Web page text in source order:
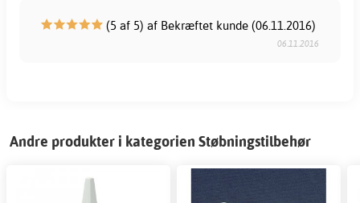
(5 af 5) af Bekræftet kunde (06.11.2016)
06.11.2016
Andre produkter i kategorien Støbningstilbehør